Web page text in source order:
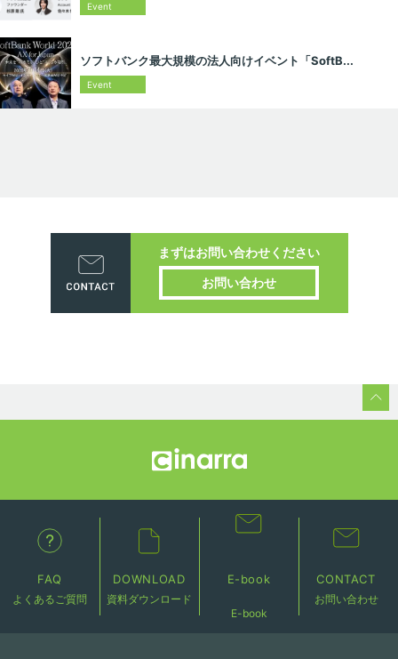
Event
ソフトバンク最大規模の法人向けイベント「SoftB...
Event
まずはお問い合わせください
お問い合わせ
FAQ
よくあるご質問
DOWNLOAD
資料ダウンロード
E-book
E-book
CONTACT
お問い合わせ